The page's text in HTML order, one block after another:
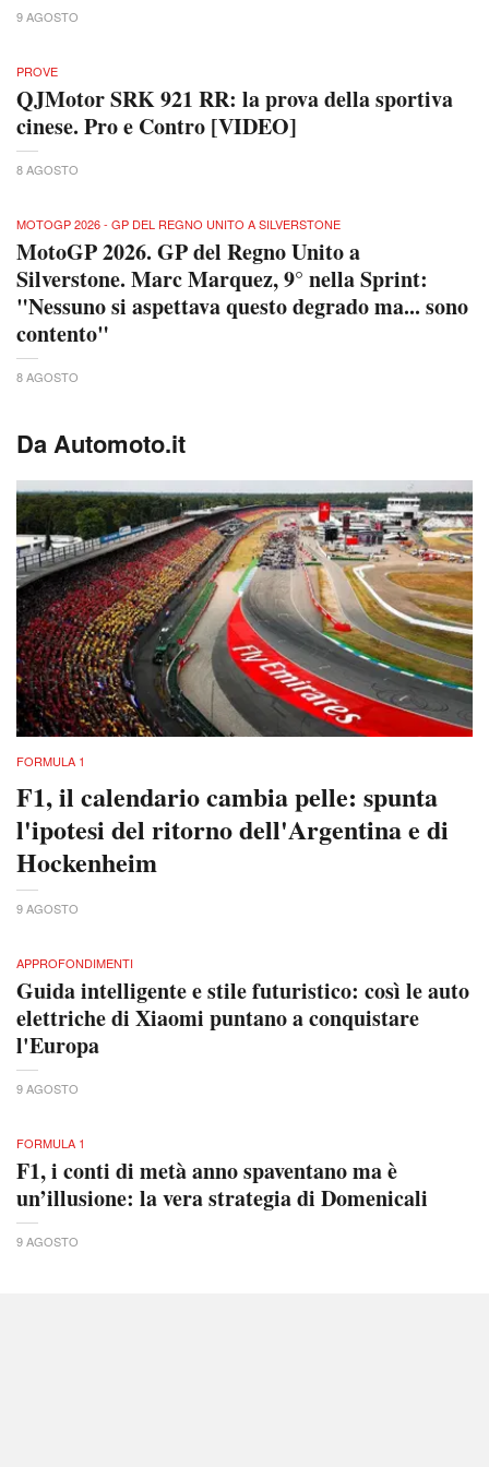
9 AGOSTO
PROVE
QJMotor SRK 921 RR: la prova della sportiva
cinese. Pro e Contro [VIDEO]
8 AGOSTO
MOTOGP 2026 - GP DEL REGNO UNITO A SILVERSTONE
MotoGP 2026. GP del Regno Unito a
Silverstone. Marc Marquez, 9° nella Sprint:
"Nessuno si aspettava questo degrado ma... sono
contento"
8 AGOSTO
Da Automoto.it
FORMULA 1
F1, il calendario cambia pelle: spunta
l'ipotesi del ritorno dell'Argentina e di
Hockenheim
9 AGOSTO
APPROFONDIMENTI
Guida intelligente e stile futuristico: così le auto
elettriche di Xiaomi puntano a conquistare
l'Europa
9 AGOSTO
FORMULA 1
F1, i conti di metà anno spaventano ma è
un’illusione: la vera strategia di Domenicali
9 AGOSTO